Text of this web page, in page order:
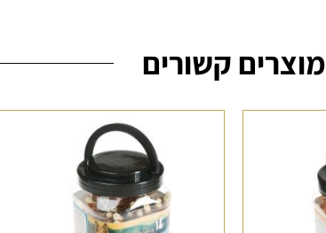
מוצרים קשורים